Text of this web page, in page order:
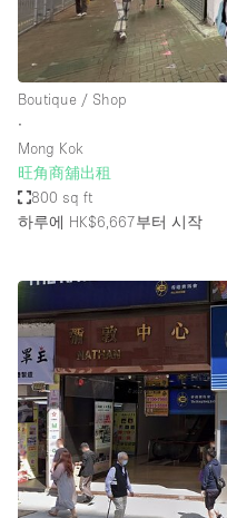
Boutique / Shop
∙
Mong Kok
旺角商舖出租
800 sq ft
하루에 HK$6,667부터 시작